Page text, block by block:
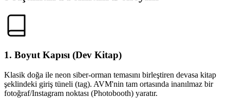
1. Boyut Kapısı (Dev Kitap)
Klasik doğa ile neon siber-orman temasını birleştiren devasa kitap
şeklindeki giriş tüneli (tag). AVM'nin tam ortasında inanılmaz bir
fotoğraf/Instagram noktası (Photobooth) yaratır.